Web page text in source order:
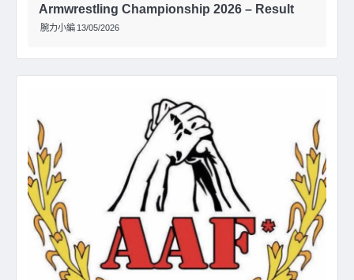
Armwrestling Championship 2026 – Result
腕力小編 13/05/2026